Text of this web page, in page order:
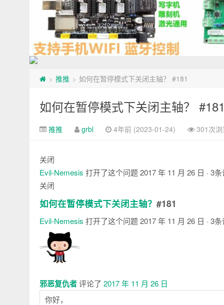
> 推推 > 如何在暂停模式下关闭主轴？ #181
如何在暂停模式下关闭主轴？ #181
推推 grbl 4年前 (2023-01-24) 301次浏
关闭
Evil-Nemesis 打开了这个问题2017 年 11 月 26 日 · 3
关闭
如何在暂停模式下关闭主轴？ #181
Evil-Nemesis 打开了这个问题2017 年 11 月 26 日 · 3
注
邪恶复仇者评论了 2017 年 11 月 26 日
你好，